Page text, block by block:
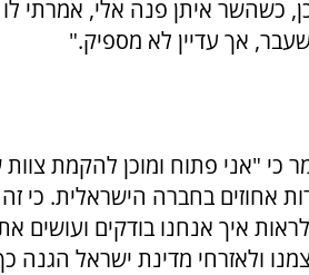
כשהשר איתן פנה אלי, אמרתי
אך עדיין לא מספיק."
כי "אני פתוח ומוכן להקמת
אחוזים בחברה הישראלית. כי
לראות איך אנחנו בודקים
ולאזרחי מדינת ישראל